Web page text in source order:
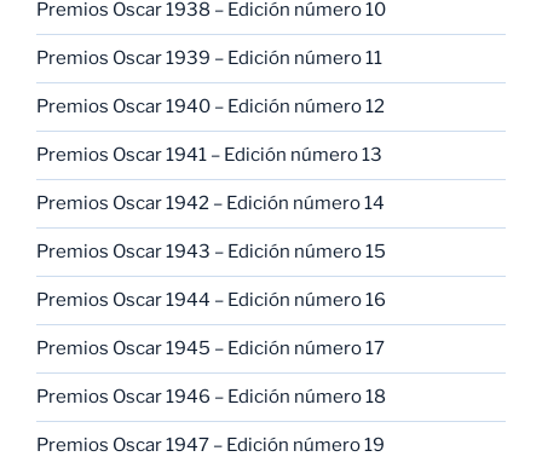
Premios Oscar 1938 – Edición número 10
Premios Oscar 1939 – Edición número 11
Premios Oscar 1940 – Edición número 12
Premios Oscar 1941 – Edición número 13
Premios Oscar 1942 – Edición número 14
Premios Oscar 1943 – Edición número 15
Premios Oscar 1944 – Edición número 16
Premios Oscar 1945 – Edición número 17
Premios Oscar 1946 – Edición número 18
Premios Oscar 1947 – Edición número 19